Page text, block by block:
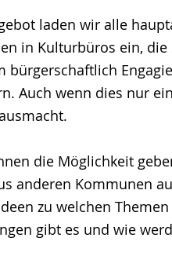
laden wir alle
in Kulturbüros ein, die
bürgerschaftlich
Auch wenn dies nur
die Möglichkeit
anderen Kommunen
zu welchen
gibt es und wie